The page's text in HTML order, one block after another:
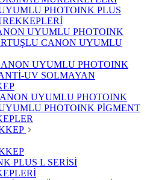
PHOTOINK PLUS
UYUMLU PHOTOINK
CANON UYUMLU
UYUMLU PHOTOINK
UV SOLMAYAN
UYUMLU PHOTOINK
PHOTOINK PİGMENT
PLUS L SERİSİ